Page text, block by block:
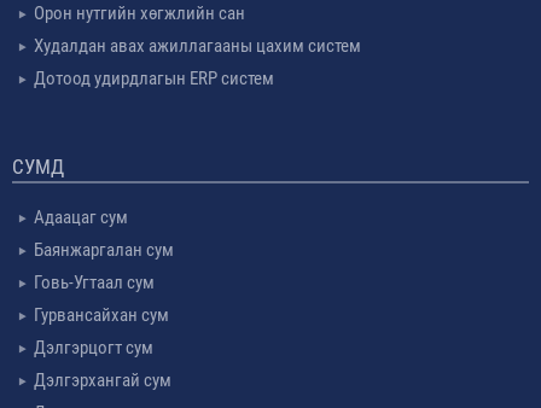
Орон нутгийн хөгжлийн сан
Худалдан авах ажиллагааны цахим систем
Дотоод удирдлагын ERP систем
СУМД
Адаацаг сум
Баянжаргалан сум
Говь-Угтаал сум
Гурвансайхан сум
Дэлгэрцогт сум
Дэлгэрхангай сум